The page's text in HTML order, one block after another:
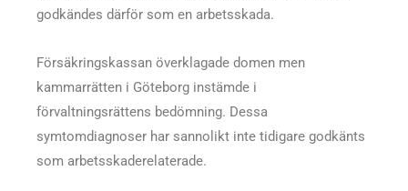
godkändes därför som en arbetsskada.
Försäkringskassan överklagade domen men
kammarrätten i Göteborg instämde i
förvaltningsrättens bedömning. Dessa
symtomdiagnoser har sannolikt inte tidigare godkänts
som arbetsskaderelaterade.